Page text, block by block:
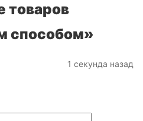
товаров
способом»
1 секунда назад